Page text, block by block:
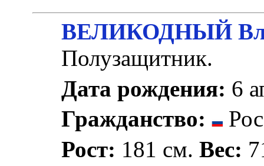
ВЕЛИКОДНЫЙ
Полузащитник.
Дата рождения: 6
Гражданство:
Рост: 181 см.Вес: